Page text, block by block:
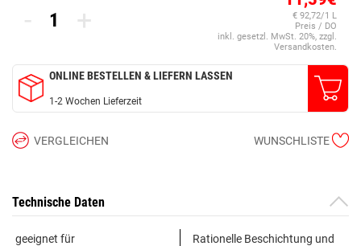
- +
€ 92,72/1 L
Preis / DO
inkl. gesetzl. MwSt. 20%, zzgl.
Versandkosten.
ONLINE BESTELLEN & LIEFERN LASSEN
1-2 Wochen Lieferzeit
VERGLEICHEN WUNSCHLISTE
Technische Daten
geeignet für
Rationelle Beschichtung und